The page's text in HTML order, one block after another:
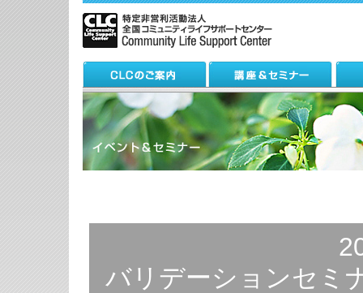
バリデーションセミ